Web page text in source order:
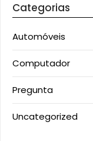
Categorias
Automóveis
Computador
Pregunta
Uncategorized